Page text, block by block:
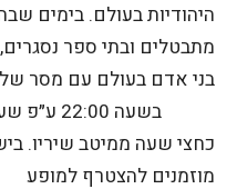
היהודיות בעולם. בימים
מתבטלים ובתי ספר
בני אדם בעולם עם מסר
בשעה
כחצי שעה ממיטב שיריו.
מוזמנים להצטרף למופע